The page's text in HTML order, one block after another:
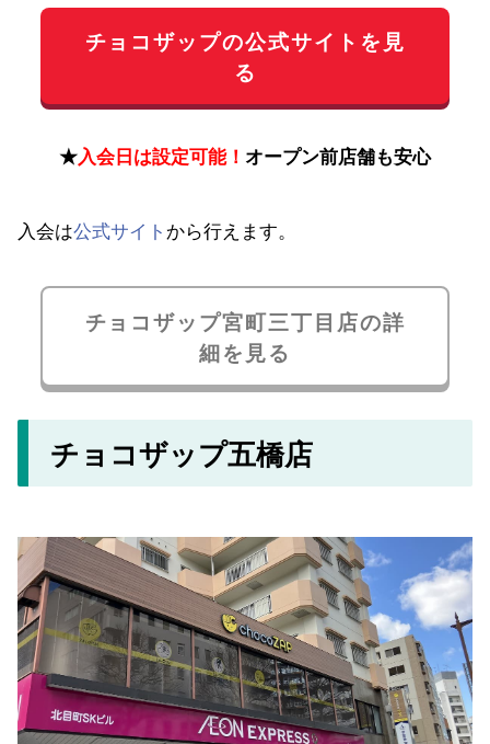
チョコザップの公式サイトを見
る
★入会日は設定可能！ オープン前店舗も安心
入会は公式サイト から行えます。
チョコザップ宮町三丁目店の詳
細を見る
チョコザップ五橋店